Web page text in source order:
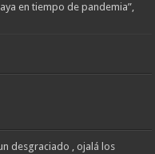
en tiempo de pandemia”,
desgraciado , ojalá los